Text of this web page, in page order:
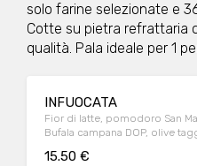
solo farine selezionate e
Cotte su pietra refrattaria
qualità. Pala ideale per 1
INFUOCATA
Fior di latte, pomodoro San
Bufala campana DOP, olive
15.50 €